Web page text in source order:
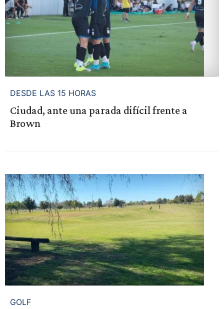
DESDE LAS 15 HORAS
Ciudad, ante una parada difícil frente a
Brown
GOLF